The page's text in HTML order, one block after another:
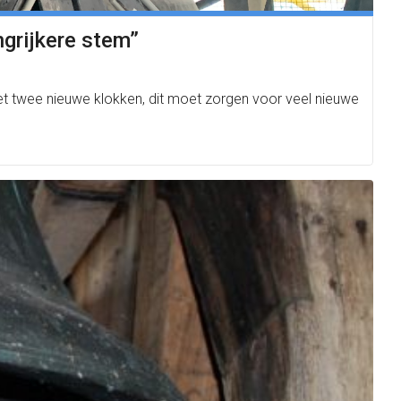
stem”
twee nieuwe klokken, dit moet zorgen voor veel nieuwe